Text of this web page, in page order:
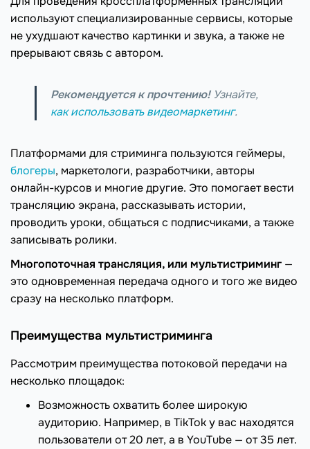
используют специализированные сервисы, которые
не ухудшают качество картинки и звука, а также не
прерывают связь с автором.
Рекомендуется к прочтению!Узнайте,
как использовать видеомаркетинг.
Платформами для стриминга пользуются геймеры,
блогеры, маркетологи, разработчики, авторы
онлайн-курсов и многие другие. Это помогает вести
трансляцию экрана, рассказывать истории,
проводить уроки, общаться с подписчиками, а также
записывать ролики.
Многопоточная трансляция, или мультистриминг —
это одновременная передача одного и того же видео
сразу на несколько платформ.
Преимущества мультистриминга
Рассмотрим преимущества потоковой передачи на
несколько площадок:
Возможность охватить более широкую
аудиторию. Например, в TikTok у вас находятся
пользователи от 20 лет, а в YouTube — от 35 лет.